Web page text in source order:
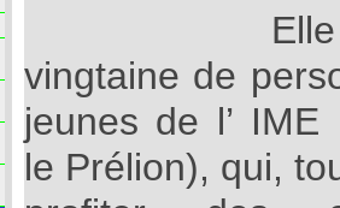
vingtaine de
jeunes de l’ IME
le Prélion), qui,